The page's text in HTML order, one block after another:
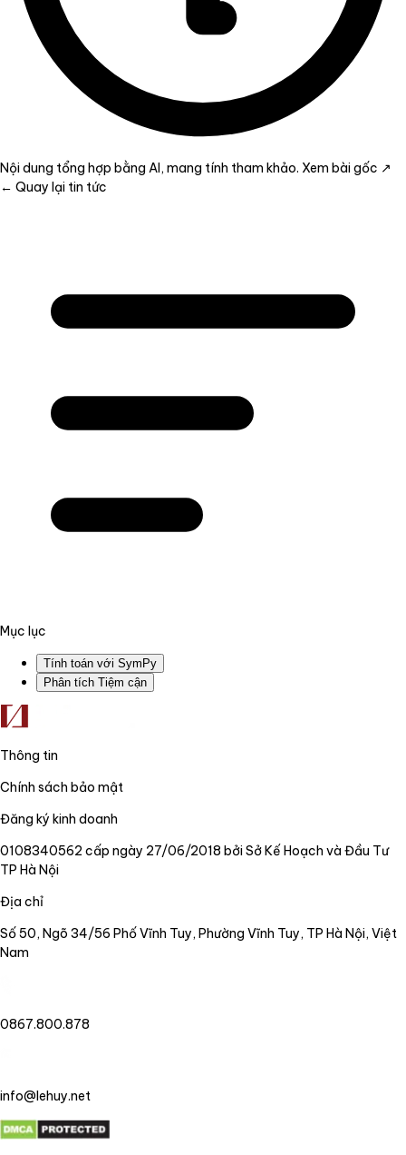
Nội dung tổng hợp bằng AI, mang tính tham khảo. Xem bài gốc ↗
← Quay lại tin tức
Mục lục
Tính toán với SymPy
Phân tích Tiệm cận
Thông tin
Chính sách bảo mật
Đăng ký kinh doanh
0108340562 cấp ngày 27/06/2018 bởi Sở Kế Hoạch và Đầu Tư
TP Hà Nội
Địa chỉ
Số 50, Ngõ 34/56 Phố Vĩnh Tuy, Phường Vĩnh Tuy, TP Hà Nội, Việt
Nam
0867.800.878
info@lehuy.net